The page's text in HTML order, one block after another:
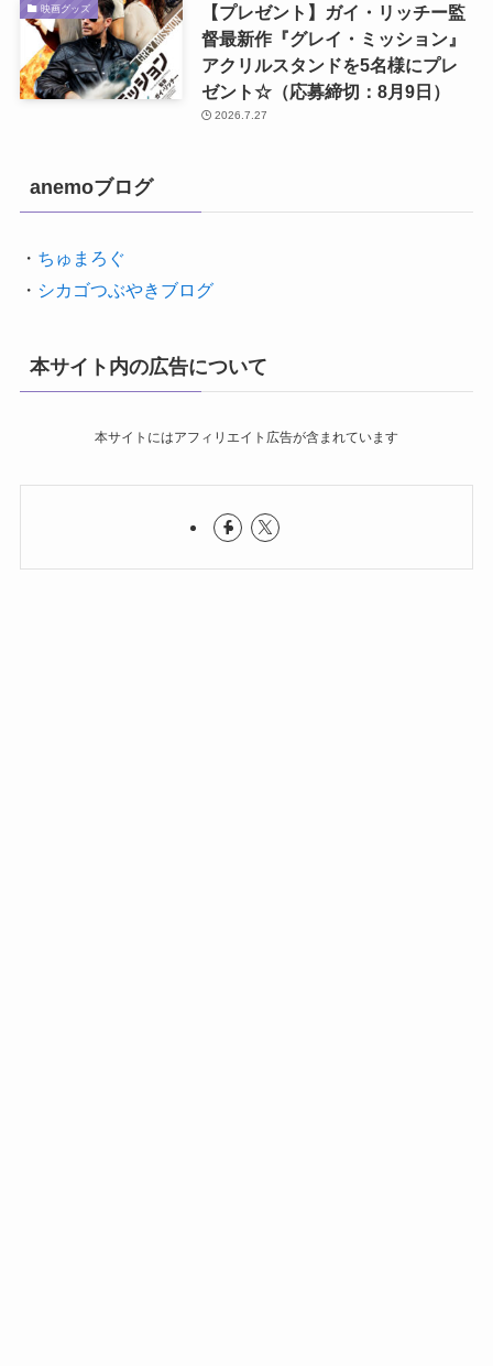
映画グッズ
【プレゼント】ガイ・リッチー監
督最新作『グレイ・ミッション』
アクリルスタンドを5名様にプレ
ゼント☆（応募締切：8月9日）
2026.7.27
anemoブログ
・ ちゅまろぐ
・ シカゴつぶやきブログ
本サイト内の広告について
本サイトにはアフィリエイト広告が含まれています